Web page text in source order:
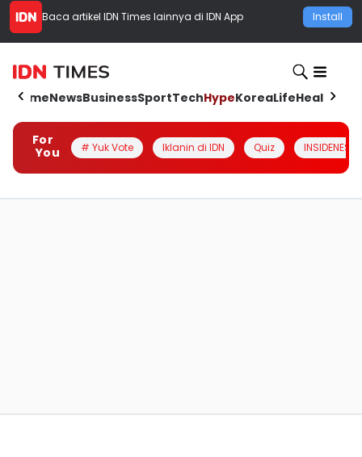
Baca artikel IDN Times lainnya di IDN App Install
HomeNewsBusinessSportTechHypeKoreaLifeHealth
For
You
# Yuk Vote Iklanin di IDN Quiz INSIDENESIA